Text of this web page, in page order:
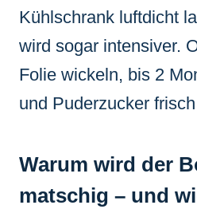
Kühlschrank luftdicht
wird sogar intensiver.
Folie wickeln, bis 2
und Puderzucker
Warum wird der
matschig – und